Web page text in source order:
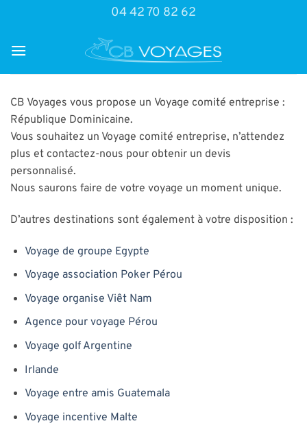
04 42 70 82 62
CB Voyages vous propose un Voyage comité entreprise :
République Dominicaine.
Vous souhaitez un Voyage comité entreprise, n’attendez
plus et contactez-nous pour obtenir un devis
personnalisé.
Nous saurons faire de votre voyage un moment unique.
D’autres destinations sont également à votre disposition :
Voyage de groupe Egypte
Voyage association Poker Pérou
Voyage organise Viêt Nam
Agence pour voyage Pérou
Voyage golf Argentine
Irlande
Voyage entre amis Guatemala
Voyage incentive Malte